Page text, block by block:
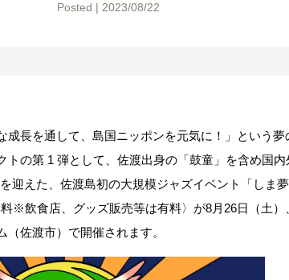
Posted | 2023/08/22
成長を通して、島国ニッポンを元気に！」という夢
トの第 1 弾として、佐渡出身の「鼓童」を含め国内
迎えた、佐渡島初の大規模ジャズイベント「しま
※飲食店、グッズ販売等は有料〉が8月26日（土）
（佐渡市）で開催されます。